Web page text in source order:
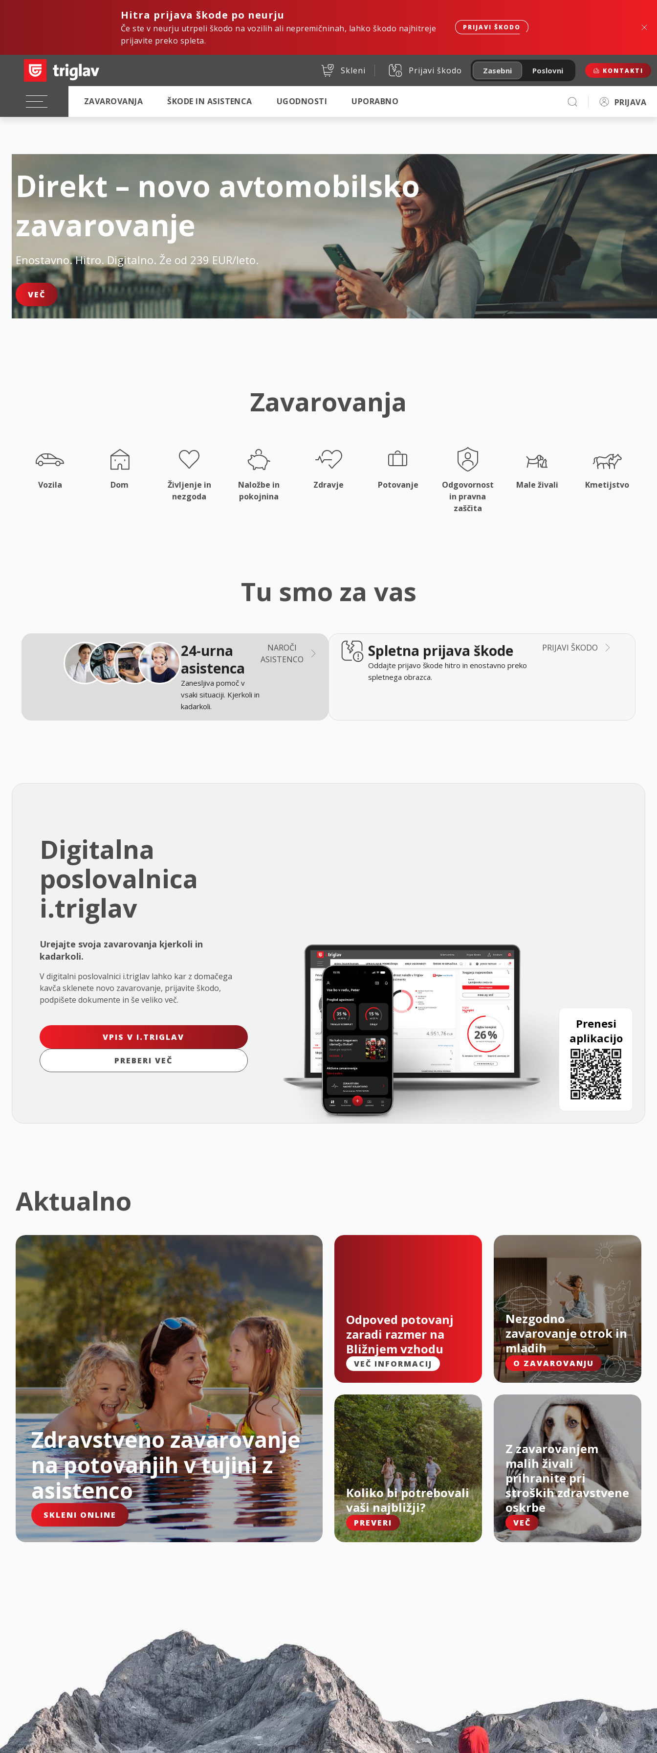
Hitra prijava škode po neurju
Če ste v neurju utrpeli škodo na vozilih ali nepremičninah, lahko škodo najhitreje
prijavite preko spleta.
PRIJAVI ŠKODO
Skleni Prijavi škodo Zasebni Poslovni KONTAKTI
ZAVAROVANJA ŠKODE IN ASISTENCA UGODNOSTI UPORABNO PRIJAVA
Direkt – novo avtomobilsko
zavarovanje
Enostavno. Hitro. Digitalno. Že od 239 EUR/leto.
VEČ
Zavarovanja
Vozila Dom
Življenje in
nezgoda
Naložbe in
pokojnina
Zdravje Potovanje
Odgovornost
in pravna
zaščita
Male živali Kmetijstvo
Tu smo za vas
24-urna
asistenca
Zanesljiva pomoč v
vsaki situaciji. Kjerkoli in
kadarkoli.
NAROČI
ASISTENCO
Spletna prijava škode
Oddajte prijavo škode hitro in enostavno preko
spletnega obrazca.
PRIJAVI ŠKODO
Digitalna
poslovalnica
i.triglav
Urejajte svoja zavarovanja kjerkoli in
kadarkoli.
V digitalni poslovalnici i.triglav lahko kar z domačega
kavča sklenete novo zavarovanje, prijavite škodo,
podpišete dokumente in še veliko več.
VPIS V I.TRIGLAV
PREBERI VEČ
Prenesi
aplikacijo
Aktualno
Zdravstveno zavarovanje
na potovanjih v tujini z
asistenco
SKLENI ONLINE
Odpoved potovanj
zaradi razmer na
Bližnjem vzhodu
VEČ INFORMACIJ
Nezgodno
zavarovanje otrok in
mladih
O ZAVAROVANJU
Koliko bi potrebovali
vaši najbližji?
PREVERI
Z zavarovanjem
malih živali
prihranite pri
stroških zdravstvene
oskrbe
VEČ